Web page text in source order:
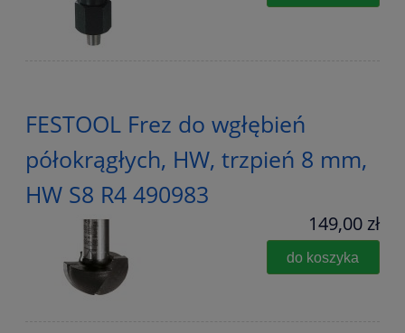
FESTOOL Frez do wgłębień
półokrągłych, HW, trzpień 8 mm,
HW S8 R4 490983
149,00 zł
do koszyka